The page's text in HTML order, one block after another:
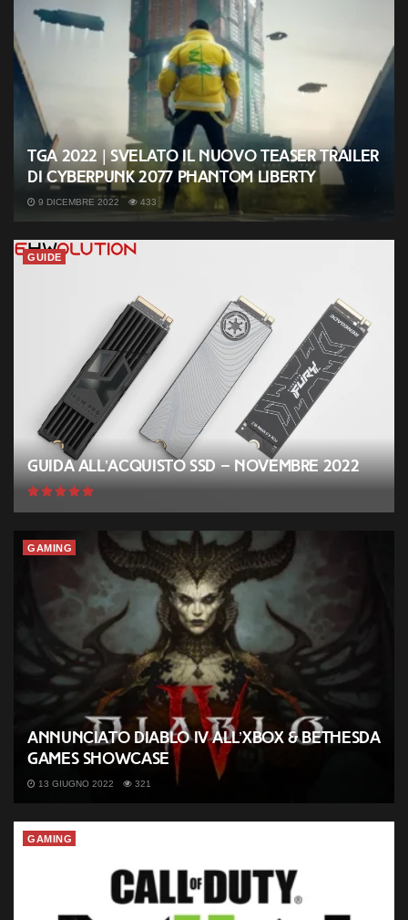
TGA 2022 | Svelato il nuovo teaser trailer
di Cyberpunk 2077 Phantom Liberty
9 DICEMBRE 2022 433
GUIDE
Guida all’acquisto SSD – Novembre 2022
GAMING
Annunciato Diablo IV all’Xbox & Bethesda
Games Showcase
13 GIUGNO 2022 321
GAMING